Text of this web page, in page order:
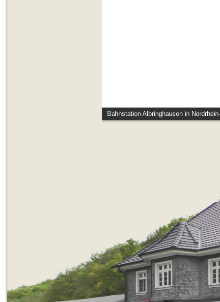
Bahnstation Albringhausen in